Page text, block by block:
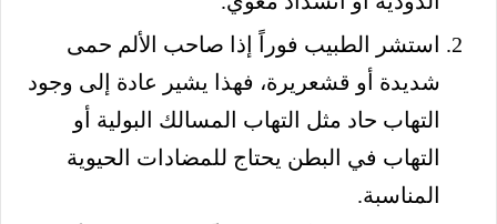
استشر الطبيب فوراً إذا صاحب الألم حمى
شديدة أو قشعريرة، فهذا يشير عادة إلى وجود
التهاب حاد مثل التهاب المسالك البولية أو
التهاب في البطن يحتاج للمضادات الحيوية
المناسبة.